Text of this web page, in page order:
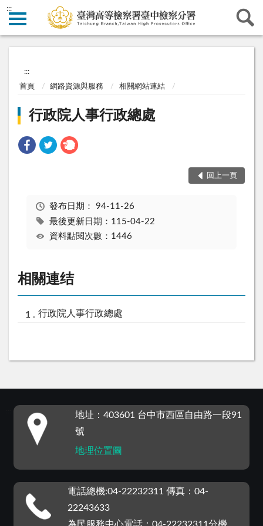
:::
:::
首頁 網路資源與服務 相關網站連結
行政院人事行政總處
回上一頁
發布日期： 94-11-26
最後更新日期：115-04-22
資料點閱次數：1446
相關連结
行政院人事行政總處
地址：403601 台中市西區自由路一段91
號
地理位置圖
電話總機:04-22232311 傳真：04-
22243633